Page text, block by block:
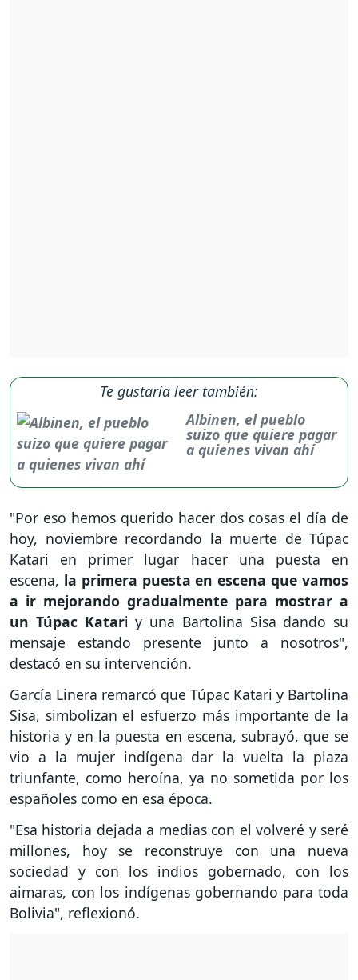
Te gustaría leer también:
Albinen, el pueblo
suizo que quiere pagar
a quienes vivan ahí
"Por eso hemos querido hacer dos cosas el día de
hoy, noviembre recordando la muerte de Túpac
Katari en primer lugar hacer una puesta en
escena, la primera puesta en escena que vamos
a ir mejorando gradualmente para mostrar a
un Túpac Katari y una Bartolina Sisa dando su
mensaje estando presente junto a nosotros",
destacó en su intervención.
García Linera remarcó que Túpac Katari y Bartolina
Sisa, simbolizan el esfuerzo más importante de la
historia y en la puesta en escena, subrayó, que se
vio a la mujer indígena dar la vuelta la plaza
triunfante, como heroína, ya no sometida por los
españoles como en esa época.
"Esa historia dejada a medias con el volveré y seré
millones, hoy se reconstruye con una nueva
sociedad y con los indios gobernado, con los
aimaras, con los indígenas gobernando para toda
Bolivia", reflexionó.